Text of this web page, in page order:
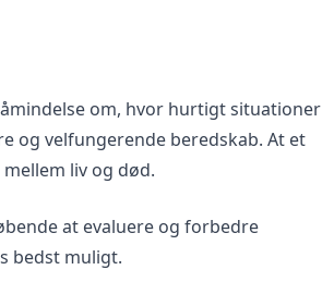
om, hvor hurtigt situationer
og velfungerende beredskab. At et
liv og død.
at evaluere og forbedre
bedst muligt.